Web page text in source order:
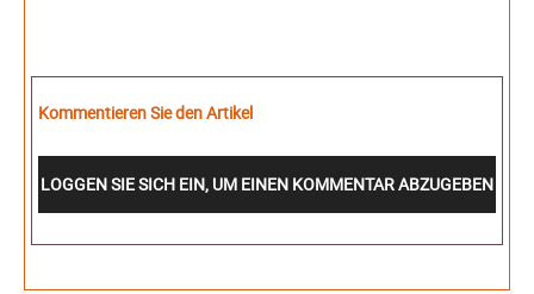
Kommentieren Sie den Artikel
LOGGEN SIE SICH EIN, UM EINEN KOMMENTAR ABZUGEBEN